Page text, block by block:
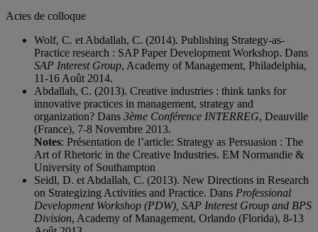
Actes de colloque
Wolf, C. et Abdallah, C. (2014). Publishing Strategy-as-
Practice research : SAP Paper Development Workshop. Dans
SAP Interest Group, Academy of Management, Philadelphia,
11-16 Août 2014.
Abdallah, C. (2013). Creative industries : think tanks for
innovative practices in management, strategy and
organization? Dans 3ème Conférence INTERREG, Deauville
(France), 7-8 Novembre 2013.
Notes: Présentation de l’article: Strategy as Persuasion : The
Art of Rhetoric in the Creative Industries. EM Normandie &
University of Southampton
Seidl, D. et Abdallah, C. (2013). New Directions in Research
on Strategizing Activities and Practice. Dans Professional
Development Workshop (PDW), SAP Interest Group and BPS
Division, Academy of Management, Orlando (Florida), 8-13